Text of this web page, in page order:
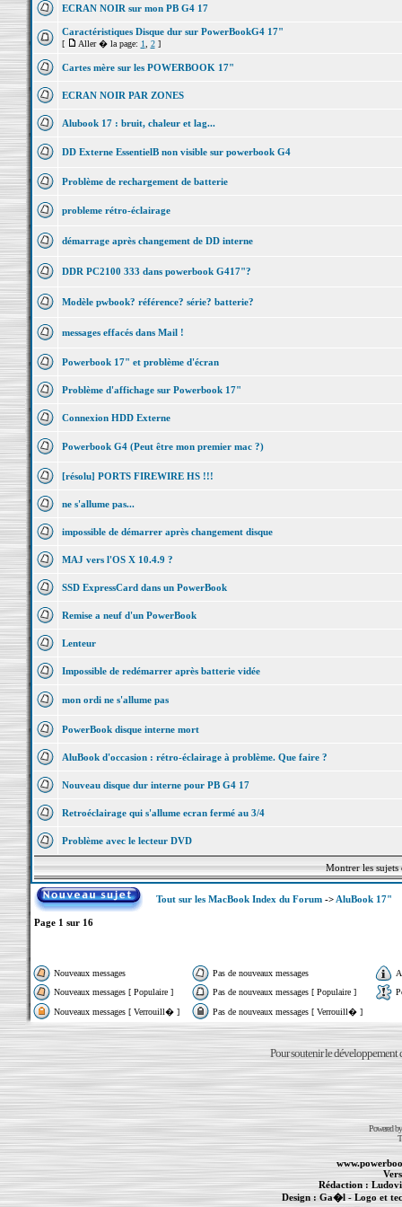
ECRAN NOIR sur mon PB G4 17
Caractéristiques Disque dur sur PowerBookG4 17"
[ Aller � la page: 1 2]
Cartes mère sur les POWERBOOK 17"
ECRAN NOIR PAR ZONES
Alubook 17 : bruit, chaleur et lag...
DD Externe EssentielB non visible sur powerbook G4
Problème de rechargement de batterie
probleme rétro-éclairage
démarrage après changement de DD interne
DDR PC2100 333 dans powerbook G417"?
Modèle pwbook? référence? série? batterie?
messages effacés dans Mail !
Powerbook 17" et problème d'écran
Problème d'affichage sur Powerbook 17"
Connexion HDD Externe
Powerbook G4 (Peut être mon premier mac ?)
[résolu] PORTS FIREWIRE HS !!!
ne s'allume pas...
impossible de démarrer après changement disque
MAJ vers l'OS X 10.4.9 ?
SSD ExpressCard dans un PowerBook
Remise a neuf d'un PowerBook
Lenteur
Impossible de redémarrer après batterie vidée
mon ordi ne s'allume pas
PowerBook disque interne mort
AluBook d'occasion : rétro-éclairage à problème. Que faire ?
Nouveau disque dur interne pour PB G4 17
Retroéclairage qui s'allume ecran fermé au 3/4
Problème avec le lecteur DVD
Montrer les
Tout sur les MacBook Index du Forum-> AluBook 17"
Page 1 sur 16
Nouveaux messages Pas de nouveaux messages
Nouveaux messages [ Populaire ]
Pas de nouveaux messages [ Populaire ]
Nouveaux messages [ Verrouill� ]
Pas de nouveaux messages [ Verrouill� ]
Pour soutenir le développement
Powered
Rédaction :
Design :Ga�l- Logo et